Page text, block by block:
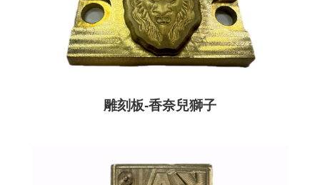
雕刻板-香奈兒獅子